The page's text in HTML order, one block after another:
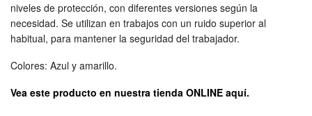
niveles de protección, con diferentes versiones según la
necesidad. Se utilizan en trabajos con un ruido superior al
habitual, para mantener la seguridad del trabajador.
Colores: Azul y amarillo.
Vea este producto en nuestra tienda ONLINE aquí.